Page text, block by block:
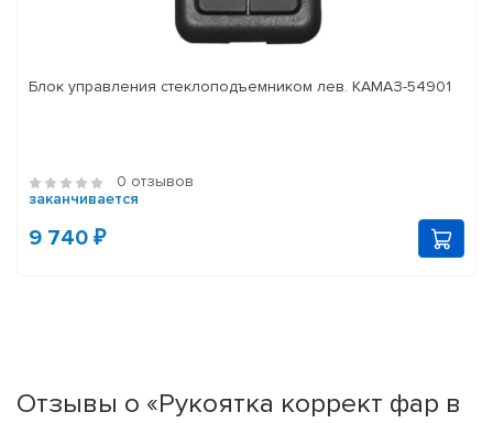
Блок управления стеклоподъемником лев. КАМАЗ-54901
0 отзывов
заканчивается
9 740 ₽
Отзывы о «Рукоятка коррект фар в